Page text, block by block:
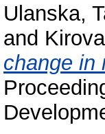
Ulanska,
and
change in